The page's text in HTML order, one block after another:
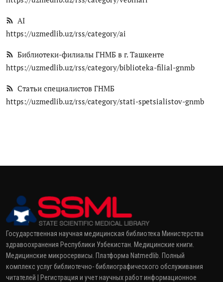
AI
https://uzmedlib.uz/rss/category/ai
Библиотеки-филиалы ГНМБ в г. Ташкенте
https://uzmedlib.uz/rss/category/biblioteka-filial-gnmb
Статьи специалистов ГНМБ
https://uzmedlib.uz/rss/category/stati-spetsialistov-gnmb
Государственная научная медицинская библиотека Министерства
здравоохранения Республики Узбекистан. Медицинские книги.
Медицинские микросервисы. Платформа Natmedlib. Полный
комплекс услуг библиотечно- библиографического обслуживания
читателей | Регистрация и учет научных работ информационное